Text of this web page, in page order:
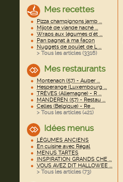
Mes recettes
Pizza champignons jamb ...
Mijoté de viande haché ...
Wraps aux légumes d'ét ...
Pan bagnat à ma façon
Nuggets de poulet de L ...
> Tous les articles (3316)
Mes restaurants
Montenach (57) - Auber ...
Hesperange (Luxembourg ...
TRÈVES (Allemagne) - R ...
MANDEREN (57) - Restau ...
Celles (Belgique) - Re ...
> Tous les articles (421)
Idées menus
LÉGUMES ANCIENS
En cuisine avec Régal
MENUS TARTES
INSPIRATION GRANDS CHE ...
VOUS AVEZ DIT HALLOWEE ...
> Tous les articles (73)